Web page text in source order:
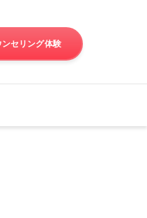
セリング体験